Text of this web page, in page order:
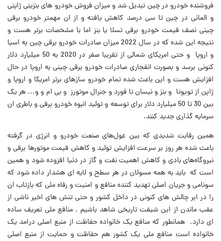
فروشنده خودرو در چین تبدیل شد و میزان فروش خودرو های بنزینی ژاپنی
و المانی در چین تا سی درصد کاهش یافته و از ان مهمتر خودرو برقی
چینی نصف قیمت خودرو برقی تسلا یا بنز اما با مشخصات برتر هست و
نتیجه این شده که در سال 2022 میزان صادرات خودرو برقی چین به اسیا
و اروپا و حتی امریکای شمالی از تقریبا صفر در 2020 به 50 میلیارد دلار
کنونی برسد و بصورت انقجاری صادرات خودرو برقی چینی به اروپا در حال
افزایش هست و این باعث شده تمام خودرو سازهای برتر امریکا و اروپا و
ژاپن از تویوتا و بنز و نیسان تا فورد و جنرال موتورز و بی ام و و... هر یک
بین 30 تا 50 میلیارد دلار برای توسعه و تولید انبوه خودرو برقی و باطری ان
سرمایه گذاری جدید کنند.
همین رقابت شدیدی که بین غول‌های صنعت خودرو و انرژی در گرفته
باعث شده هر روز بر سرعت افزایش تولید و کاهش قیمت موتورها برقی و
نیروگاه‌های بادی و کاهش اهمیت نفت و گاز در دنیا افزوده شود و همین
است که باید به همه مسولان در هر سطح و لایه ای هشدار داده شود که
سونامی و جریان اصلی تهدید کننده منافع و امنیت و رفاه ملی که بازتاب ان
را در ابر چالش های کنونی در داخل کشور و حتی تنش های اخیر ناشی از
عقب ماندن از این شیفت تاریخی شاهد باشیم . منافع ملی تعریف ساده
ای دارد. همانطور که منافع یک خانواده حفاظت از منبع اصلی درامد یک
خانواده است منافع ملی یک کشور هم حفاظت و حمایت از منبع اصلی